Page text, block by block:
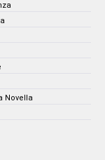
Novella